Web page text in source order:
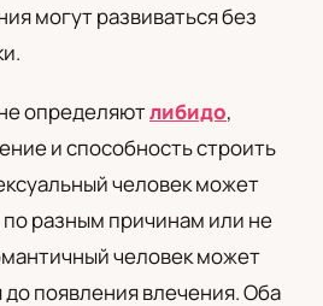
могут развиваться без
определяютлибидо,
и способность строить
человек может
разным причинам или не
человек может
до появления влечения. Оба